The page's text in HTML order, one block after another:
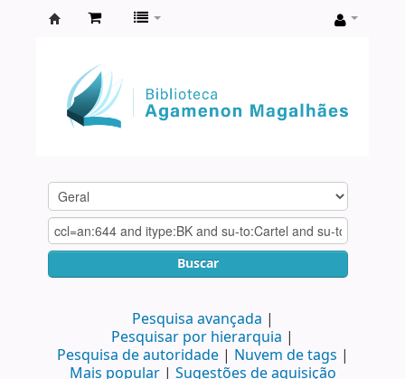
Agamenon
Magalhães
Buscar
Pesquisa avançada
Pesquisar por hierarquia
Pesquisa de autoridade
Nuvem de tags
Mais popular
Sugestões de aquisição